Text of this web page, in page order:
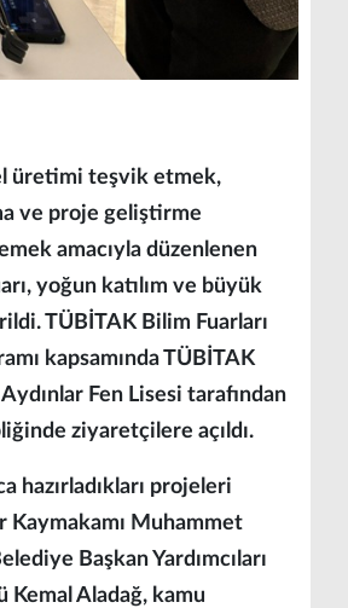
üretimi teşvik etmek,
ve proje geliştirme
amacıyla düzenlenen
yoğun katılım ve büyük
TÜBİTAK Bilim Fuarları
kapsamında TÜBİTAK
Fen Lisesi tarafından
ziyaretçilere açıldı.
hazırladıkları projeleri
Kaymakamı Muhammet
Başkan Yardımcıları
Aladağ, kamu